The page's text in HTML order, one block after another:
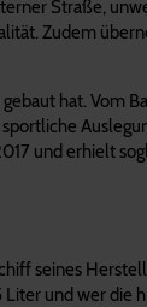
Straße,
Zudem
hat. Vom
und erhielt
seines
und wer